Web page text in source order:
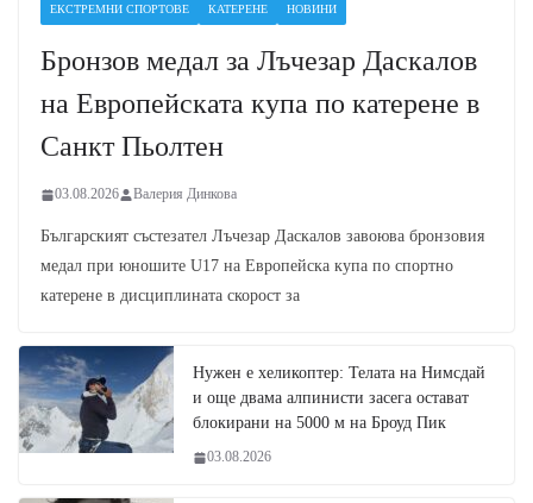
ЕКСТРЕМНИ СПОРТОВЕ КАТЕРЕНЕ НОВИНИ
Бронзов медал за Лъчезар Даскалов
на Европейската купа по катерене в
Санкт Пьолтен
03.08.2026 Валерия Динкова
Българският състезател Лъчезар Даскалов завоюва бронзовия
медал при юношите U17 на Европейска купа по спортно
катерене в дисциплината скорост за
Нужен е хеликоптер: Телата на Нимсдай
и още двама алпинисти засега остават
блокирани на 5000 м на Броуд Пик
03.08.2026